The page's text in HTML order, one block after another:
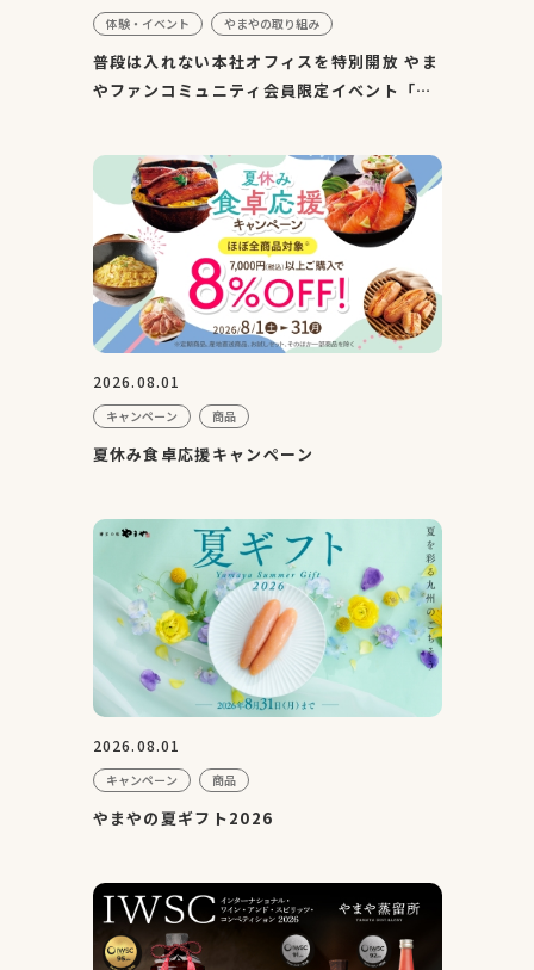
体験・イベント やまやの取り組み
普段は入れない本社オフィスを特別開放 やま
やファンコミュニティ会員限定イベント「わ
2026.08.01
キャンペーン 商品
夏休み食卓応援キャンペーン
2026.08.01
キャンペーン 商品
やまやの夏ギフト2026